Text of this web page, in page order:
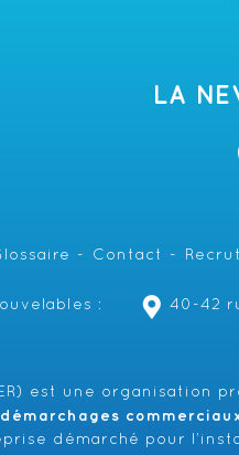
LA
Contact
: 40-42
est une organisation
démarché pour